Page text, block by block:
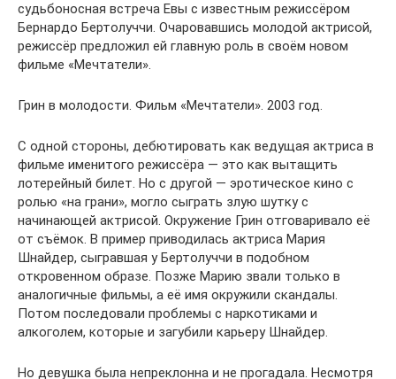
судьбоносная встреча Евы с известным режиссёром
Бернардо Бертолуччи. Очаровавшись молодой актрисой,
режиссёр предложил ей главную роль в своём новом
фильме «Мечтатели».
Грин в молодости. Фильм «Мечтатели». 2003 год.
С одной стороны, дебютировать как ведущая актриса в
фильме именитого режиссёра — это как вытащить
лотерейный билет. Но с другой — эротическое кино с
ролью «на грани», могло сыграть злую шутку с
начинающей актрисой. Окружение Грин отговаривало её
от съёмок. В пример приводилась актриса Мария
Шнайдер, сыгравшая у Бертолуччи в подобном
откровенном образе. Позже Марию звали только в
аналогичные фильмы, а её имя окружили скандалы.
Потом последовали проблемы с наркотиками и
алкоголем, которые и загубили карьеру Шнайдер.
Но девушка была непреклонна и не прогадала. Несмотря